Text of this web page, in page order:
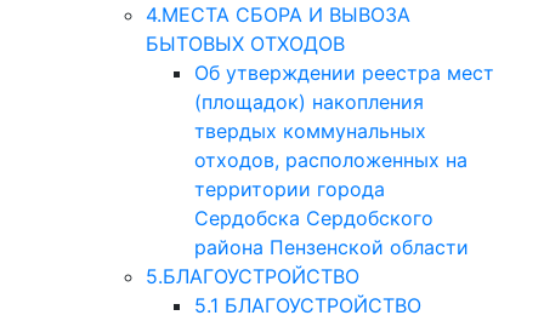
4.МЕСТА СБОРА И ВЫВОЗА
БЫТОВЫХ ОТХОДОВ
Об утверждении реестра мест
(площадок) накопления
твердых коммунальных
отходов, расположенных на
территории города
Сердобска Сердобского
района Пензенской области
5.БЛАГОУСТРОЙСТВО
5.1 БЛАГОУСТРОЙСТВО